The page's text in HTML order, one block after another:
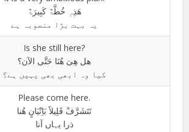
ھَذِہِ خُطَّۃٌ کَبِیرَۃٌ
یہ بہت بڑا منصوبہ ہے
Is she still here?
ھل ھِیَ ھُنَا حَتَّی الآن؟
کیا وہ ابھی بھی یہیں ہے؟
Please come here.
تَتَشَرَّفْ قَلِیلاً بَاِتْیَانٍ ھُنا
ذرا یہاں آنا